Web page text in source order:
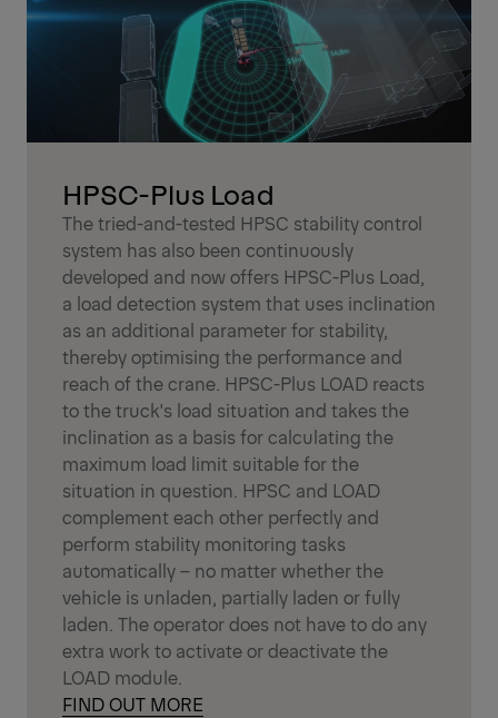
HPSC-Plus Load
The tried-and-tested HPSC stability control
system has also been continuously
developed and now offers HPSC-Plus Load,
a load detection system that uses inclination
as an additional parameter for stability,
thereby optimising the performance and
reach of the crane. HPSC-Plus LOAD reacts
to the truck's load situation and takes the
inclination as a basis for calculating the
maximum load limit suitable for the
situation in question. HPSC and LOAD
complement each other perfectly and
perform stability monitoring tasks
automatically – no matter whether the
vehicle is unladen, partially laden or fully
laden. The operator does not have to do any
extra work to activate or deactivate the
LOAD module.
FIND OUT MORE